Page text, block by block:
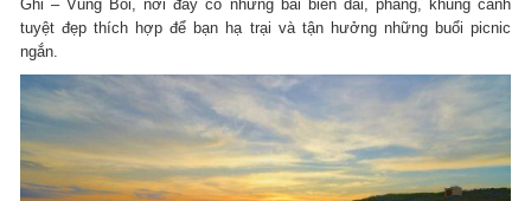
Ghi – Vũng Bồi, nơi đây có những bãi biển dài, phẳng, khung cảnh
tuyệt đẹp thích hợp để bạn hạ trại và tận hưởng những buổi picnic
ngắn.